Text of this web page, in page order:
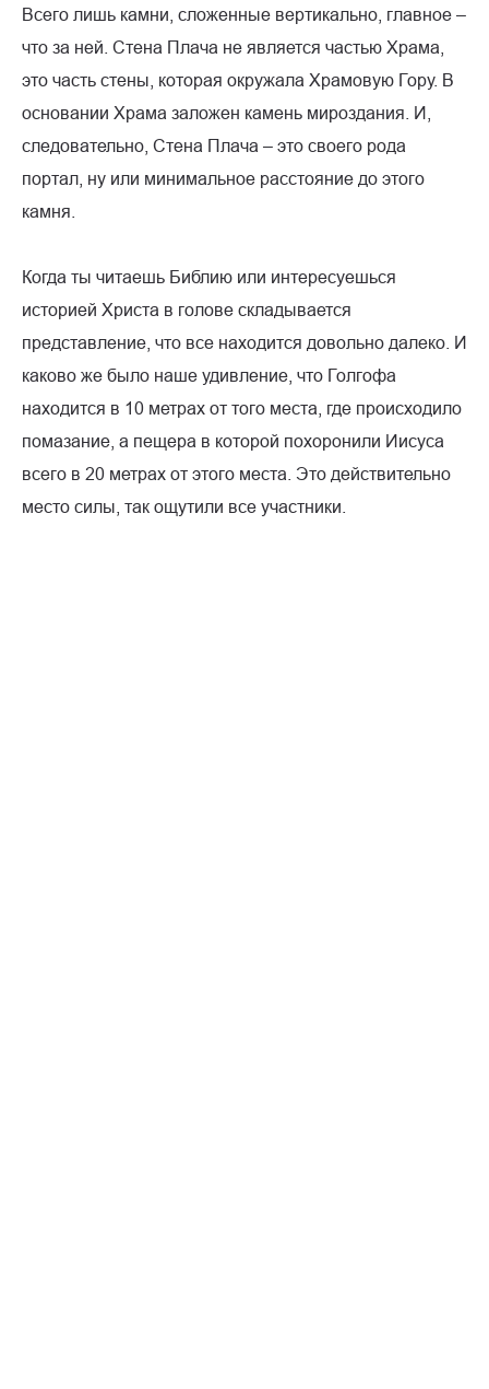
Всего лишь камни, сложенные вертикально, главное –
что за ней. Стена Плача не является частью Храма,
это часть стены, которая окружала Храмовую Гору. В
основании Храма заложен камень мироздания. И,
следовательно, Стена Плача – это своего рода
портал, ну или минимальное расстояние до этого
камня.
Когда ты читаешь Библию или интересуешься
историей Христа в голове складывается
представление, что все находится довольно далеко. И
каково же было наше удивление, что Голгофа
находится в 10 метрах от того места, где происходило
помазание, а пещера в которой похоронили Иисуса
всего в 20 метрах от этого места. Это действительно
место силы, так ощутили все участники.